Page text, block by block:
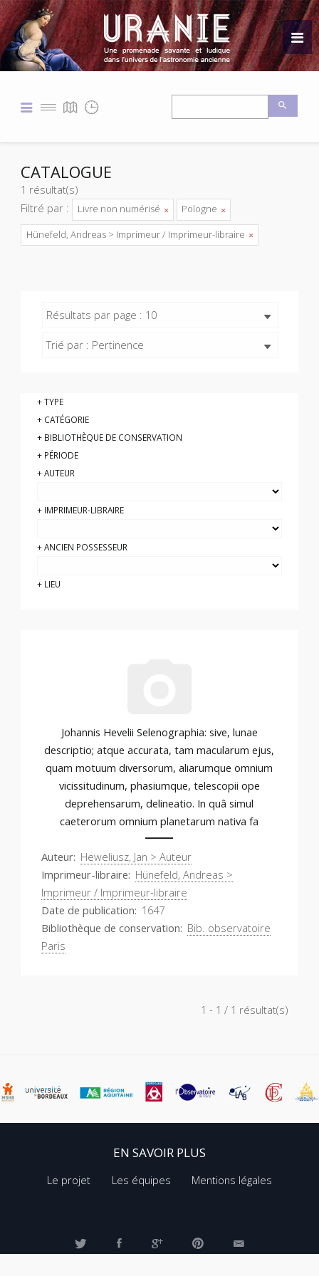
CATALOGUE
1 résultat(s)
Filtré par :
Livre non numérisé
Pologne
Hünefeld, Andreas > Imprimeur / Imprimeur-libraire
Résultats par page : 10
Trié par : Pertinence
Johannis Hevelii Selenographia: sive, lunae
descriptio; atque accurata, tam macularum ejus,
quam motuum diversorum, aliarumque omnium
vicissitudinum, phasiumque, telescopii ope
deprehensarum, delineatio. In quâ simul
caeterorum omnium planetarum nativa fa
Auteur Heweliusz, Jan > Auteur
Imprimeur-libraire Hünefeld, Andreas >
Imprimeur / Imprimeur-libraire
Date de publication 1647
Bibliothèque de conservation Bib. observatoire
Paris
1 - 1 / 1 résultat(s)
TYPE
CATÉGORIE
BIBLIOTHÈQUE DE CONSERVATION
PÉRIODE
AUTEUR
IMPRIMEUR-LIBRAIRE
ANCIEN POSSESSEUR
LIEU
EN SAVOIR PLUS
Le projet Les équipes Mentions légales